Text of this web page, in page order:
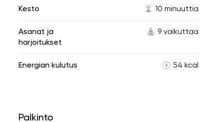
Kesto 10 minuuttia
Asanat ja
harjoitukset
9 vaikuttaa
Energian kulutus 54 kcal
Palkinto